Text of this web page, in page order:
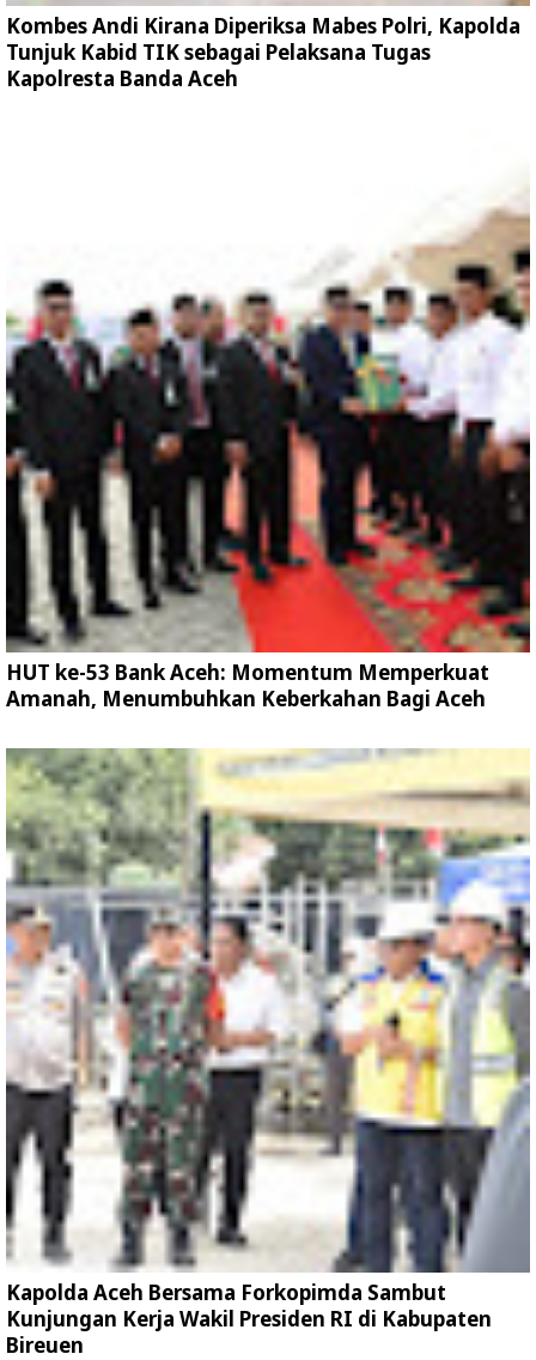
Kombes Andi Kirana Diperiksa Mabes Polri, Kapolda
Tunjuk Kabid TIK sebagai Pelaksana Tugas
Kapolresta Banda Aceh
HUT ke-53 Bank Aceh: Momentum Memperkuat
Amanah, Menumbuhkan Keberkahan Bagi Aceh
Kapolda Aceh Bersama Forkopimda Sambut
Kunjungan Kerja Wakil Presiden RI di Kabupaten
Bireuen